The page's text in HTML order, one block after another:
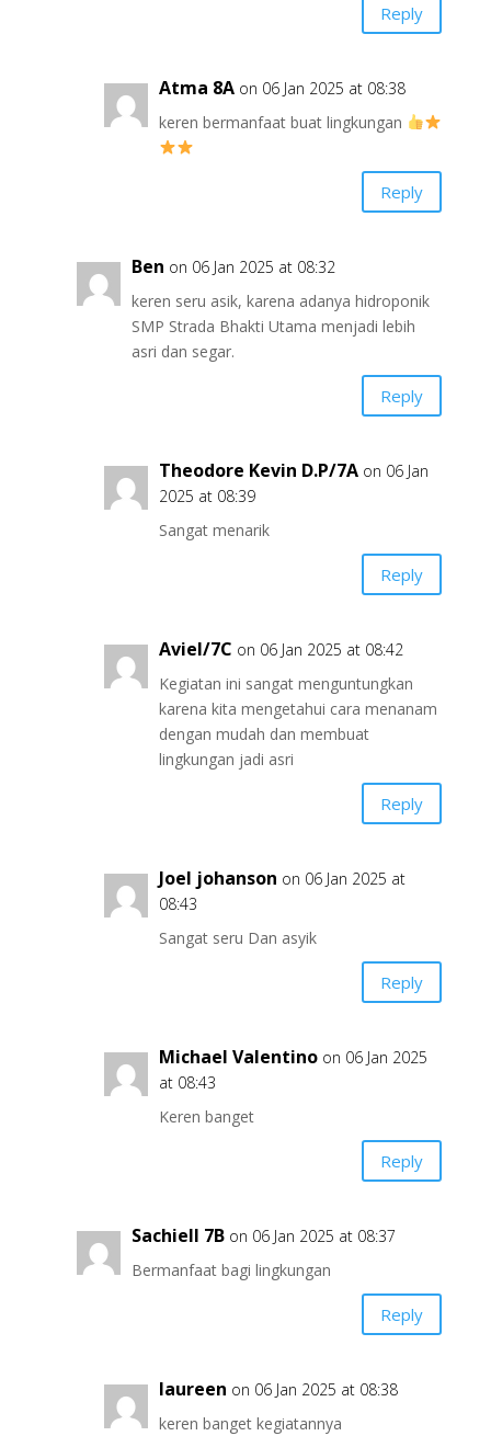
Reply
Atma 8A on 06 Jan 2025 at 08:38
keren bermanfaat buat lingkungan
Reply
Ben on 06 Jan 2025 at 08:32
keren seru asik, karena adanya hidroponik
SMP Strada Bhakti Utama menjadi lebih
asri dan segar.
Reply
Theodore Kevin D.P/7A on 06 Jan
2025 at 08:39
Sangat menarik
Reply
Aviel/7C on 06 Jan 2025 at 08:42
Kegiatan ini sangat menguntungkan
karena kita mengetahui cara menanam
dengan mudah dan membuat
lingkungan jadi asri
Reply
Joel johanson on 06 Jan 2025 at
08:43
Sangat seru Dan asyik
Reply
Michael Valentino on 06 Jan 2025
at 08:43
Keren banget
Reply
Sachiell 7B on 06 Jan 2025 at 08:37
Bermanfaat bagi lingkungan
Reply
laureen on 06 Jan 2025 at 08:38
keren banget kegiatannya